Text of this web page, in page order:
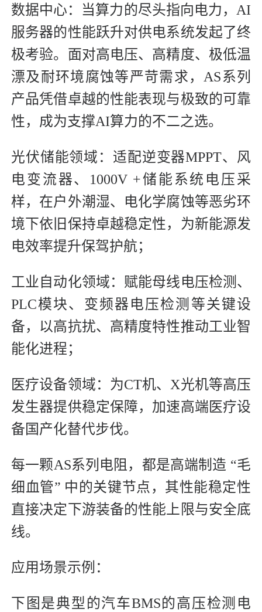
数据中心：当算力的尽头指向电力，AI
服务器的性能跃升对供电系统发起了终
极考验。面对高电压、高精度、极低温
漂及耐环境腐蚀等严苛需求，AS系列
产品凭借卓越的性能表现与极致的可靠
性，成为支撑AI算力的不二之选。
光伏储能领域：适配逆变器MPPT、风
电变流器、1000V +储能系统电压采
样，在户外潮湿、电化学腐蚀等恶劣环
境下依旧保持卓越稳定性，为新能源发
电效率提升保驾护航；
工业自动化领域：赋能母线电压检测、
PLC模块、变频器电压检测等关键设
备，以高抗扰、高精度特性推动工业智
能化进程；
医疗设备领域：为CT机、X光机等高压
发生器提供稳定保障，加速高端医疗设
备国产化替代步伐。
每一颗AS系列电阻，都是高端制造 “毛
细血管” 中的关键节点，其性能稳定性
直接决定下游装备的性能上限与安全底
线。
应用场景示例：
下图是典型的汽车BMS的高压检测电